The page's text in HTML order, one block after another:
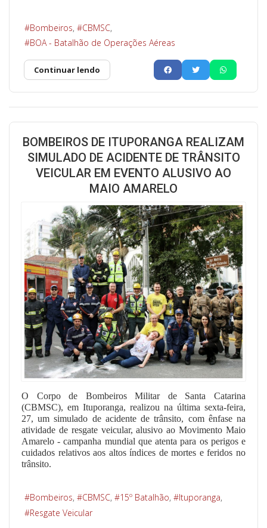
Bombeiros
CBMSC
BOA - Batalhão de Operações Aéreas
Continuar lendo
BOMBEIROS DE ITUPORANGA REALIZAM
SIMULADO DE ACIDENTE DE TRÂNSITO
VEICULAR EM EVENTO ALUSIVO AO
MAIO AMARELO
O Corpo de Bombeiros Militar de Santa Catarina
(CBMSC), em Ituporanga, realizou na última sexta-feira,
27, um simulado de acidente de trânsito, com ênfase na
atividade de resgate veicular, alusivo ao Movimento Maio
Amarelo - campanha mundial que atenta para os perigos e
cuidados relativos aos altos índices de mortes e feridos no
trânsito.
Bombeiros CBMSC 15º Batalhão
Ituporanga
Resgate Veicular